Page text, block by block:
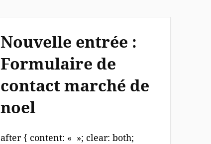
Nouvelle entrée :
Formulaire de
contact marché de
noel
after { content: « »; clear: both;